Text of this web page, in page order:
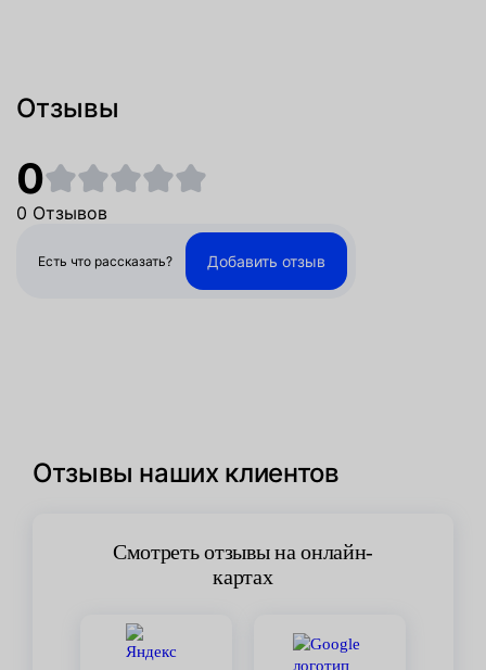
Отзывы
0
0 Отзывов
Есть что рассказать? Добавить отзыв
Отзывы наших клиентов
Смотреть отзывы на онлайн-
картах